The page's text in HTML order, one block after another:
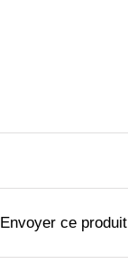
Envoyer ce produit